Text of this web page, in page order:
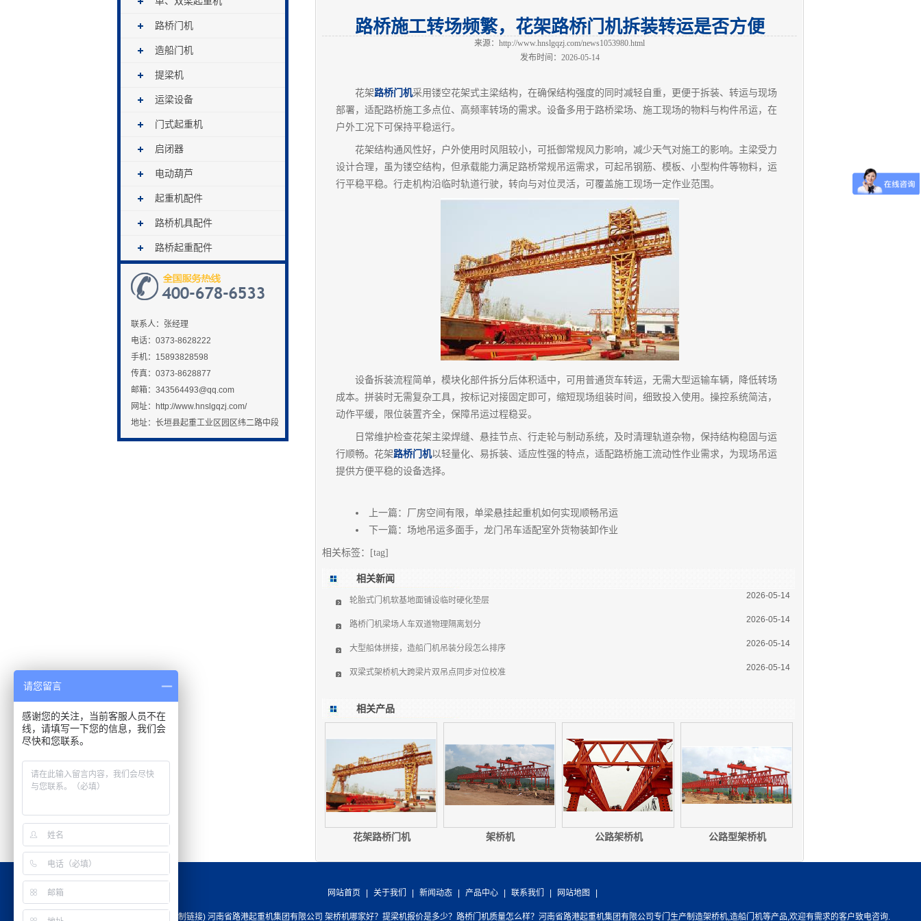
路桥门机
造船门机
提梁机
运梁设备
门式起重机
启闭器
电动葫芦
起重机配件
路桥机具配件
路桥起重配件
联系人：张经理
电话：0373-8628222
手机：15893828598
传真：0373-8628877
邮箱： 343564493@qq.com
网址：http://www.hnslgqzj.com/
地址：长垣县起重工业区园区纬二路中段
路桥施工转场频繁，花架路桥门机拆装转运是否方便
来源： http://www.hnslgqzj.com/news1053980.html
发布时间：2026-05-14
花架路桥门机采用镂空花架式主梁结构，在确保结构强度的同时减轻自重，更便于拆装、转运与现场
部署，适配路桥施工多点位、高频率转场的需求。设备多用于路桥梁场、施工现场的物料与构件吊运，在
户外工况下可保持平稳运行。
花架结构通风性好，户外使用时风阻较小，可抵御常规风力影响，减少天气对施工的影响。主梁受力
设计合理，虽为镂空结构，但承载能力满足路桥常规吊运需求，可起吊钢筋、模板、小型构件等物料，运
行平稳平稳。行走机构沿临时轨道行驶，转向与对位灵活，可覆盖施工现场一定作业范围。
设备拆装流程简单，模块化部件拆分后体积适中，可用普通货车转运，无需大型运输车辆，降低转场
成本。拼装时无需复杂工具，按标记对接固定即可，缩短现场组装时间，细致投入使用。操控系统简洁，
动作平缓，限位装置齐全，保障吊运过程稳妥。
日常维护检查花架主梁焊缝、悬挂节点、行走轮与制动系统，及时清理轨道杂物，保持结构稳固与运
行顺畅。花架路桥门机以轻量化、易拆装、适应性强的特点，适配路桥施工流动性作业需求，为现场吊运
提供方便平稳的设备选择。
上一篇： 厂房空间有限，单梁悬挂起重机如何实现顺畅吊运
下一篇： 场地吊运多面手，龙门吊车适配室外货物装卸作业
相关标签：[tag]
相关新闻
轮胎式门机软基地面铺设临时硬化垫层 2026-05-14
路桥门机梁场人车双道物理隔离划分 2026-05-14
大型船体拼接，造船门机吊装分段怎么排序 2026-05-14
双梁式架桥机大跨梁片双吊点同步对位校准 2026-05-14
相关产品
花架路桥门机 架桥机 公路架桥机 公路型架桥机
网站首页 关于我们 新闻动态 产品中心 联系我们 网站地图
Copyright©http://www.hnslgqzj.com/ ( 复制链接) 河南省路港起重机集团有限公司 架桥机哪家好？提梁机报价是多少？路桥门机质量怎么样？河南省路港起重机集团有限公司专门生产制造架桥机,造船门机等产品,欢迎有需求的客户致电咨询.
请您留言
感谢您的关注，当前客服人员不在
线，请填写一下您的信息，我们会
尽快和您联系。